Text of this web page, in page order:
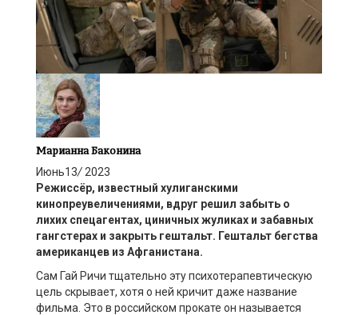
Марианна Баконина
Июнь13/ 2023
Режиссёр, известный хулиганскими
кинопреувеличениями, вдруг решил забыть о
лихих спецагентах, циничных жуликах и забавных
гангстерах и закрыть гештальт. Гештальт бегства
американцев из Афганистана.
Сам Гай Ричи тщательно эту психотерапевтическую
цель скрывает, хотя о ней кричит даже название
фильма. Это в российском прокате он называется